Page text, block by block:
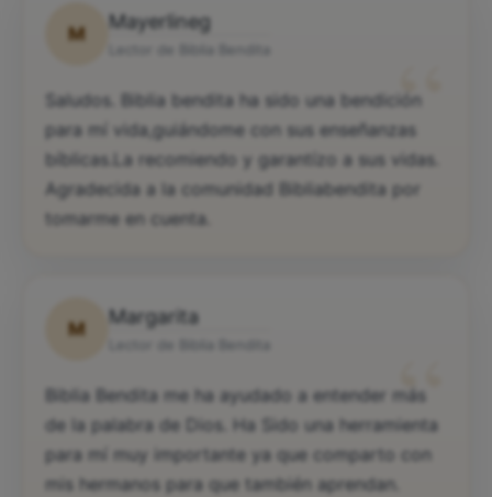
M
Mayerlineg
“
Saludos. Biblia bendita ha sido una bendición
para mí vida,guiándome con sus enseñanzas
bíblicas.La recomiendo y garantízo a sus vidas.
Agradecida a la comunidad Bibliabendita por
tomarme en cuenta.
M
Margarita
“
Biblia Bendita me ha ayudado a entender más
de la palabra de Dios. Ha Sido una herramienta
para mí muy importante ya que comparto con
mis hermanos para que también aprendan.